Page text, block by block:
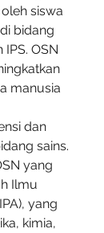
siswa
bidang
OSN
manusia
dan
sains.
yang
Ilmu
yang
kimia,